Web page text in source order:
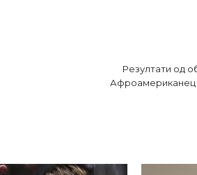
Резултати од
Афроамериканец